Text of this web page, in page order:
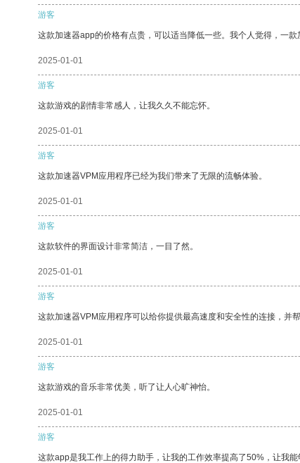
游客
这款加速器app的价格有点贵，可以适当降低一些。我个人觉得，一
2025-01-01
游客
这款游戏的剧情非常感人，让我久久不能忘怀。
2025-01-01
游客
这款加速器VPM应用程序已经为我们带来了无限的流畅体验。
2025-01-01
游客
这款软件的界面设计非常简洁，一目了然。
2025-01-01
游客
这款加速器VPM应用程序可以给你提供最高速度和安全性的连接，并
2025-01-01
游客
这款游戏的音乐非常优美，听了让人心旷神怡。
2025-01-01
游客
这款app是我工作上的得力助手，让我的工作效率提高了50%，让我能